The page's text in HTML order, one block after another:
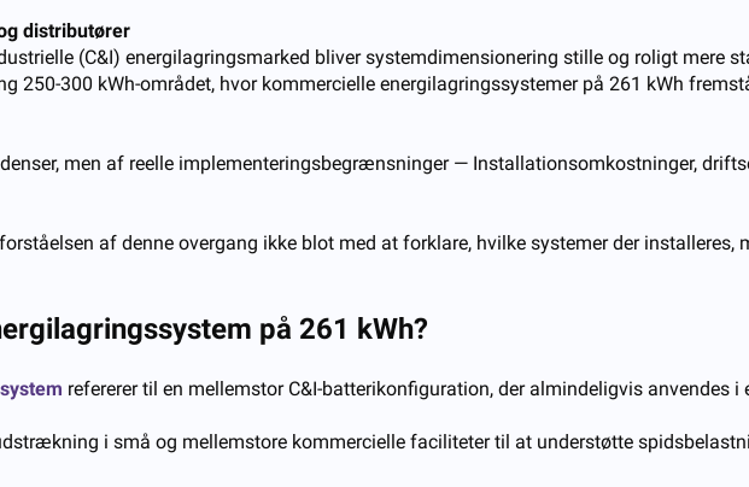
distributører
(C&I) energilagringsmarked bliver systemdimensionering stille og roligt mere
250-300 kWh-området, hvor kommercielle energilagringssystemer på 261 kWh
men af ​​reelle implementeringsbegrænsninger — Installationsomkostninger,
af ​​denne overgang ikke blot med at forklare, hvilke systemer der installeres,
på 261 kWh?
refererer til en mellemstor C&I-batterikonfiguration, der almindeligvis anvendes
i små og mellemstore kommercielle faciliteter til at understøtte